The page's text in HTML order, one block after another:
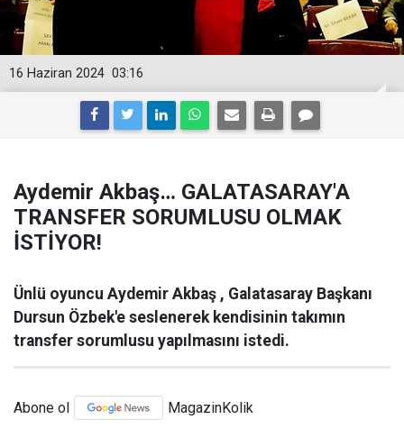
03:16
16 Haziran 2024
Aydemir Akbaş… GALATASARAY'A
TRANSFER SORUMLUSU OLMAK
İSTİYOR!
Ünlü oyuncu Aydemir Akbaş , Galatasaray Başkanı
Dursun Özbek'e seslenerek kendisinin takımın
transfer sorumlusu yapılmasını istedi.
Abone ol MagazinKolik